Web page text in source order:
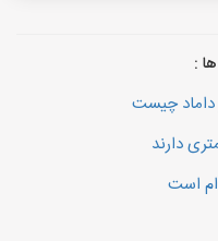
:
چیست
دارند
است